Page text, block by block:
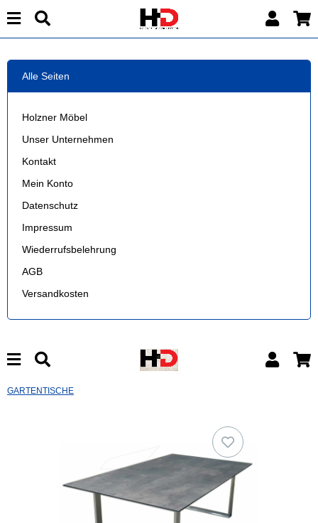
Alle Seiten
Holzner Möbel
Unser Unternehmen
Kontakt
Mein Konto
Datenschutz
Impressum
Wiederrufsbelehrung
AGB
Versandkosten
GARTENTISCHE